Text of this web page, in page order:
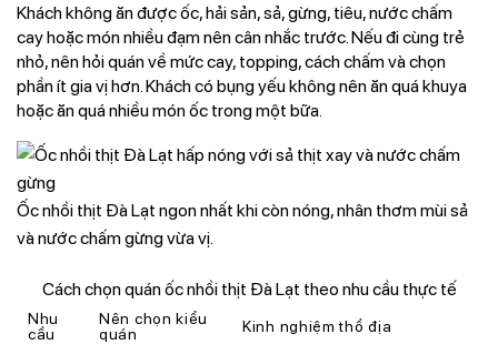
Khách không ăn được ốc, hải sản, sả, gừng, tiêu, nước chấm
cay hoặc món nhiều đạm nên cân nhắc trước. Nếu đi cùng trẻ
nhỏ, nên hỏi quán về mức cay, topping, cách chấm và chọn
phần ít gia vị hơn. Khách có bụng yếu không nên ăn quá khuya
hoặc ăn quá nhiều món ốc trong một bữa.
Ốc nhồi thịt Đà Lạt ngon nhất khi còn nóng, nhân thơm mùi sả
và nước chấm gừng vừa vị.
Cách chọn quán ốc nhồi thịt Đà Lạt theo nhu cầu thực tế
Nhu
cầu
Nên chọn kiểu
quán
Kinh nghiệm thổ địa